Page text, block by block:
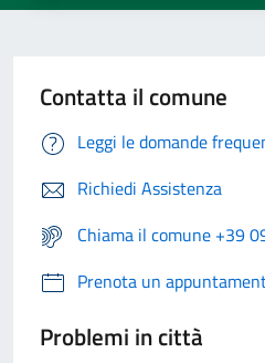
Contatta il comune
Leggi le domande
Richiedi Assistenza
Chiama il comune +39
Prenota un
Problemi in città